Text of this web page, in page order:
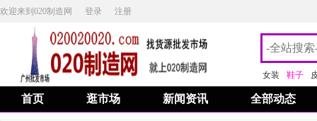
欢迎来到020制造网 登录 注册
女装 鞋子
首页 逛市场 新闻资讯 全部动态